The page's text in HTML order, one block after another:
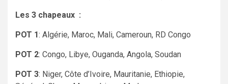
Les 3 chapeaux :
POT 1: Algérie, Maroc, Mali, Cameroun, RD Congo
POT 2: Congo, Libye, Ouganda, Angola, Soudan
POT 3: Niger, Côte d’Ivoire, Mauritanie, Ethiopie,